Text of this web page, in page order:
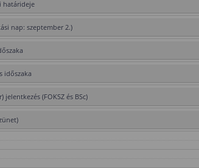
határideje
nap: szeptember 2.)
időszaka
jelentkezés (FOKSZ és BSc)